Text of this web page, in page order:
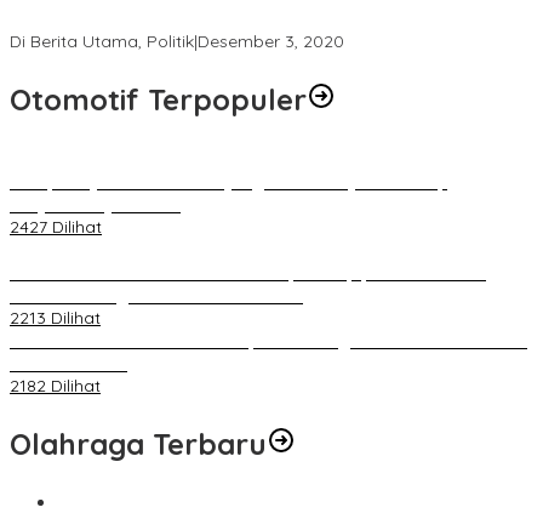
Di Berita Utama, Politik|Desember 3, 2020
Otomotif Terpopuler
2427 Dilihat
2213 Dilihat
2182 Dilihat
Olahraga Terbaru